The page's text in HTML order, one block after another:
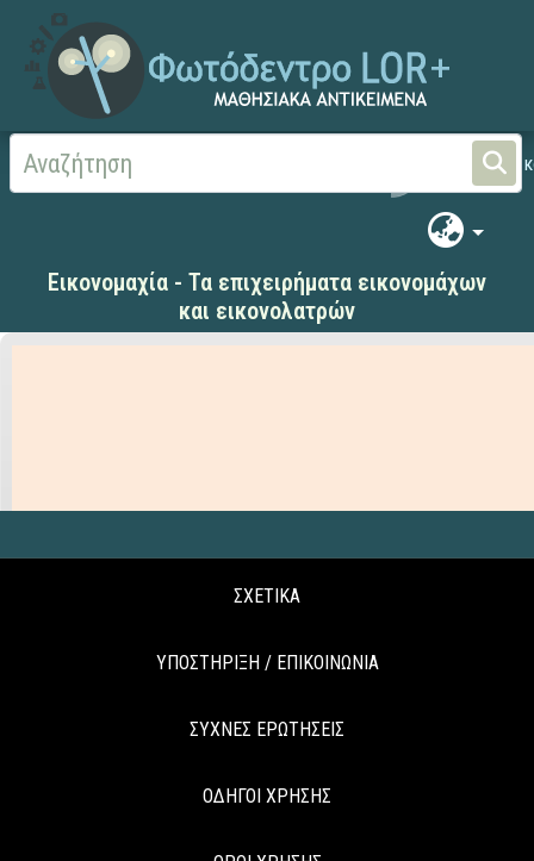
Αρχική
Εικονομαχία - Τα επιχειρήματα εικονομάχων
και εικονολατρών
ΣΧΕΤΙΚΑ
ΥΠΟΣΤΗΡΙΞΗ / ΕΠΙΚΟΙΝΩΝΙΑ
ΣΥΧΝΕΣ ΕΡΩΤΗΣΕΙΣ
ΟΔΗΓΟΙ ΧΡΗΣΗΣ